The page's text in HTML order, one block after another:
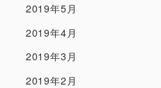
2019年5月
2019年4月
2019年3月
2019年2月